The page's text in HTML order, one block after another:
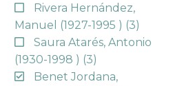
Rivera Hernández,
Manuel (1927-1995 ) (3)
Saura Atarés, Antonio
(1930-1998 ) (3)
Benet Jordana,